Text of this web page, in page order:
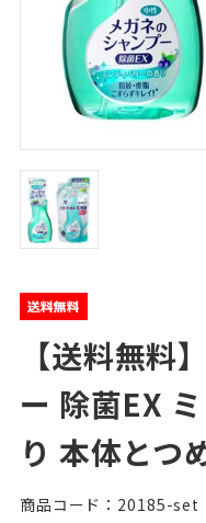
【送料無料
ー 除菌EX
り 本体とつ
商品コード：20185-set